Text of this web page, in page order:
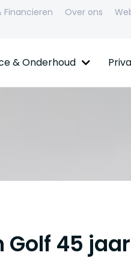
Financieren Over ons
& Onderhoud
45